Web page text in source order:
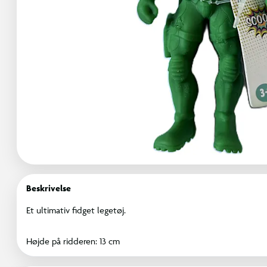
Beskrivelse
Et ultimativ fidget legetøj.
Højde på ridderen: 13 cm